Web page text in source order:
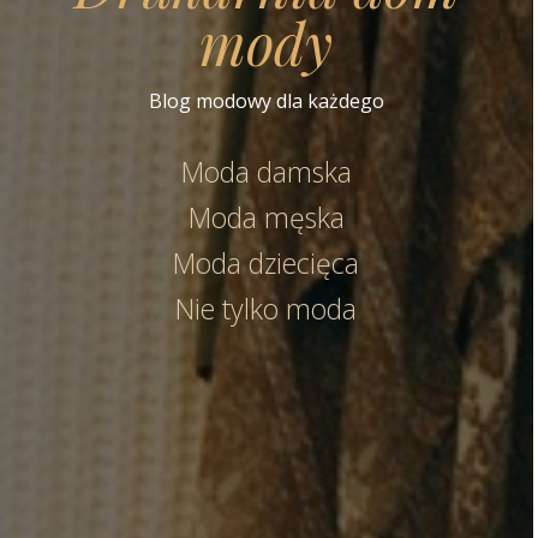
mody
Blog modowy dla każdego
Moda damska
Moda męska
Moda dziecięca
Nie tylko moda